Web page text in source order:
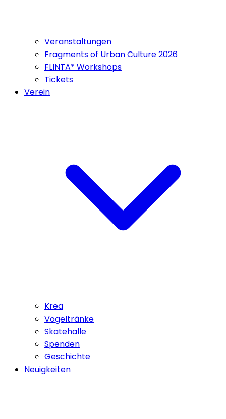
Veranstaltungen
Fragments of Urban Culture 2026
FLINTA* Workshops
Tickets
Verein
Krea
Vogeltränke
Skatehalle
Spenden
Geschichte
Neuigkeiten